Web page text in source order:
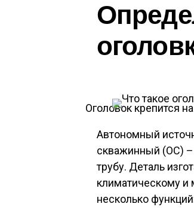
Оголовок крепится
Автономный
скважинный (ОС) –
трубу. Деталь
климатическому и
несколько